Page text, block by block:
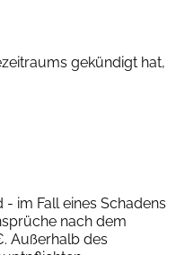
gekündigt hat,
im Fall eines Schadens
nach dem
Außerhalb des